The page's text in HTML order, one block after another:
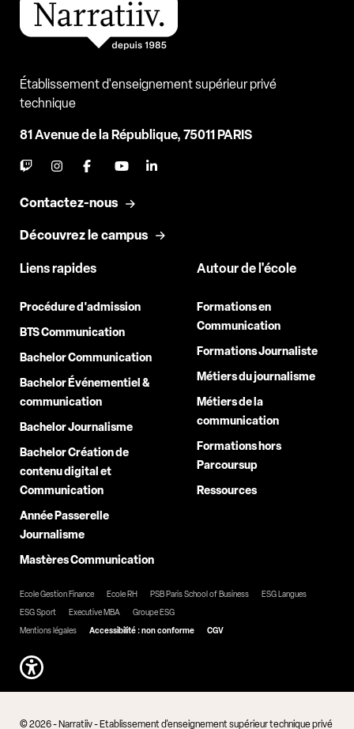
Établissement d'enseignement supérieur privé
technique
81 Avenue de la République, 75011 PARIS
Contactez-nous
Découvrez le campus
Liens rapides
Procédure d'admission
BTS Communication
Bachelor Communication
Bachelor Événementiel &
communication
Bachelor Journalisme
Bachelor Création de
contenu digital et
Communication
Année Passerelle
Journalisme
Mastères Communication
Autour de l'école
Formations en
Communication
Formations Journaliste
Métiers du journalisme
Métiers de la
communication
Formations hors
Parcoursup
Ressources
Ecole Gestion Finance Ecole RH PSB Paris School of Business
ESG Langues
ESG Sport
Executive MBA
Groupe ESG
Mentions légales
Accessibilité : non conforme CGV
© 2026 - Narratiiv - Etablissement d'enseignement supérieur technique privé